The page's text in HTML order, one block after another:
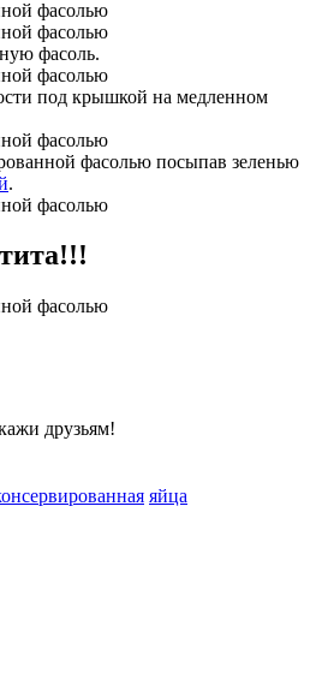
фасоль.
под крышкой на медленном
фасолью посыпав зеленью
.
друзьям!
яйца